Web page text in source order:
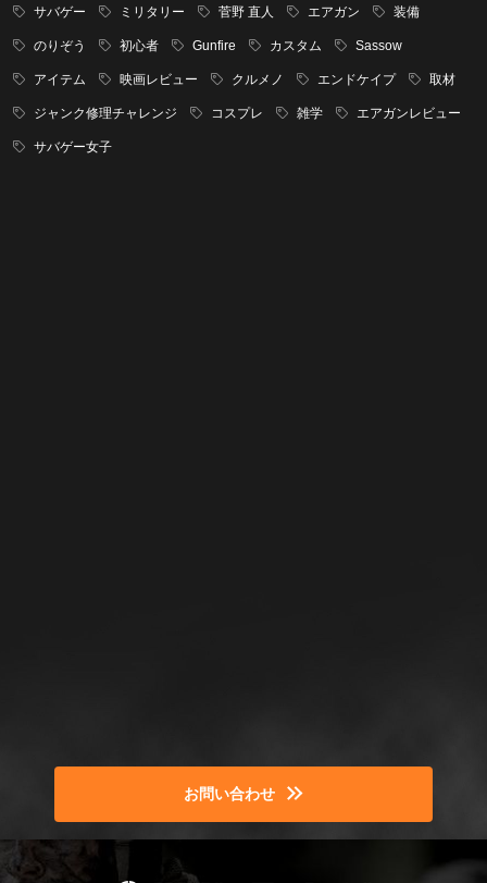
サバゲー ミリタリー 菅野 直人 エアガン 装備
のりぞう 初心者 Gunfire カスタム Sassow
アイテム 映画レビュー クルメノ エンドケイプ 取材
ジャンク修理チャレンジ コスプレ 雑学 エアガンレビュー
サバゲー女子
お問い合わせ